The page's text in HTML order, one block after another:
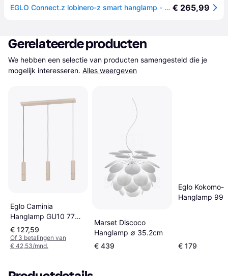
EGLO Connect.z lobinero-z smart hanglamp - ø 58 cm - zwart/wit - instelbaar wit licht - dimbaar - zigbee € 265,99
Gerelateerde producten
We hebben een selectie van producten samengesteld die je
mogelijk interesseren. Alles weergeven
Eglo Caminia
Hanglamp GU10 77
cm
Zandkleur/Beige/Goud
Hanglamp
€ 127,59
Of 3 betalingen van
€ 42,53/mnd.
Marset Discoco
Hanglamp ∅ 35.2cm
€ 439
Eglo Kokomo-Z
Hanglamp 99
€ 179